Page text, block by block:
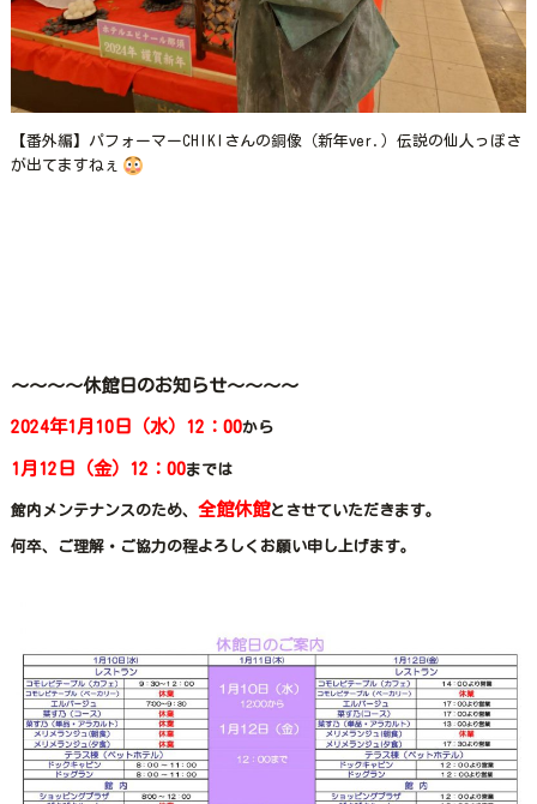
【番外編】パフォーマーCHIKIさんの銅像（新年ver.）伝説の仙人っぽさ
が出てますねぇ
～～～～休館日のお知らせ～～～～
2024年1月10日（水）12：00から
1月12日（金）12：00までは
館内メンテナンスのため、 全館休館とさせていただきます。
何卒、ご理解・ご協力の程よろしくお願い申し上げます。